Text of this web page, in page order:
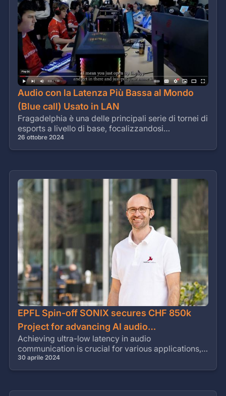
Audio con la Latenza Più Bassa al Mondo
(Blue call) Usato in LAN
Fragadelphia è una delle principali serie di tornei di
esports a livello di base, focalizzandosi
principalmente su Counter-Strike e altri titoli
competitivi.
26 ottobre 2024
EPFL Spin-off SONIX secures CHF 850k
Project for advancing AI audio
communication
Achieving ultra-low latency in audio
communication is crucial for various applications,
from gaming to live events and satellite
communications.
30 aprile 2024